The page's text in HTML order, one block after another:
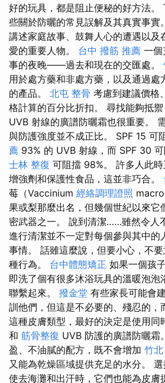
好的玩具，都是阻止便秘的好方法。
些關於防曬的常見誤解及其真實事實
講述家庭故事、鼓舞人心的遭遇以及
愛的重要人物。 台中 撥筋 推薦 一個
事的夜晚——過去和現在的交匯處。
用於處方藥和非處方藥，以及通過處
的產品。 北屯 整骨 考慮到建議價格
格計算的百分比折扣。 尋找能夠抵
UVB 射線的廣譜防曬霜也很重要。
與防護強度並不成正比。 SPF 15 可
薦 93% 的 UVB 射線，而 SPF 30
士林 整復 可阻擋 98%。 許多人此
增強劑和保護性食品，這並非巧合。
莓（Vaccinium 經絡調理證照
果或梨那麼出名，但幾個世紀以來它
密武器之一。 說到清潔……雖然令人
進行清潔並不一定對每個參與其中的
事情。 話雖這麼說，但要小心，不
種行為。 台中體態矯正 如果一個孩
即洗了個有很多沐浴玩具的溫暖泡泡
聯繫起來。 撥金堂 有些家長可能會
訓他們，但這是不必要的、殘忍的，
這種皮膚類型，最好的決定是使用同
和 筋骨整復 UVB 防護的廣譜防曬霜
盈、不油膩的配方，既不會增加 竹
又能為乾燥區域提供充足的水分。
使去海灘和出汗時，它們也能為皮膚